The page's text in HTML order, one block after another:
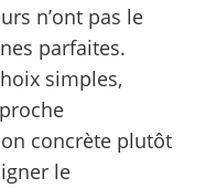
n’ont pas le
parfaites.
simples,
concrète plutôt
le